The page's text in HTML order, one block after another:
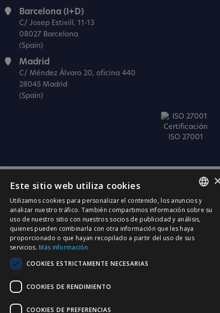
Barcelona (I+D)
C/ Josep Estivill, 11-13
08027 Barcelona
(Spain)
Madrid
C/ Méndez Álvaro 20, oficina 440
28045 Madrid
(Spain)
Certificación
ISO 27001
SPANISH
CATALÀ
ENGLISH
Este sitio web utiliza cookies
Utilizamos cookies para personalizar el contenido, los anuncios y
analizar nuestro tráfico. También compartimos información sobre su
uso de nuestro sitio con nuestros socios de publicidad y análisis,
quienes pueden combinarla con otra información que les haya
proporcionado o que hayan recopilado a partir del uso de sus
servicios. Más información
COOKIES ESTRICTAMENTE NECESARIAS
COOKIES DE RENDIMIENTO
COOKIES DE PREFERENCIAS